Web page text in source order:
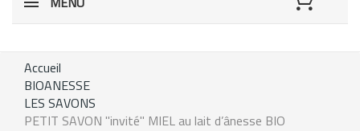
Accueil
BIOANESSE
LES SAVONS
PETIT SAVON "invité" MIEL au lait d’ânesse BIO